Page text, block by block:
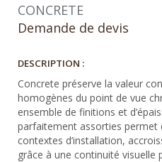
CONCRETE
Demande de devis
DESCRIPTION :
Concrete préserve la valeur
homogènes du point de vue
ensemble de finitions et
parfaitement assorties permet
contextes d’installation,
grâce à une continuité visuelle